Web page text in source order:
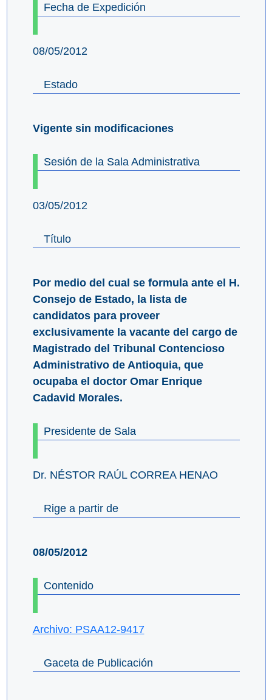
Fecha de Expedición
08/05/2012
Estado
Vigente sin modificaciones
Sesión de la Sala Administrativa
03/05/2012
Título
Por medio del cual se formula ante el H.
Consejo de Estado, la lista de
candidatos para proveer
exclusivamente la vacante del cargo de
Magistrado del Tribunal Contencioso
Administrativo de Antioquia, que
ocupaba el doctor Omar Enrique
Cadavid Morales.
Presidente de Sala
Dr. NÉSTOR RAÚL CORREA HENAO
Rige a partir de
08/05/2012
Contenido
Archivo: PSAA12-9417
Gaceta de Publicación